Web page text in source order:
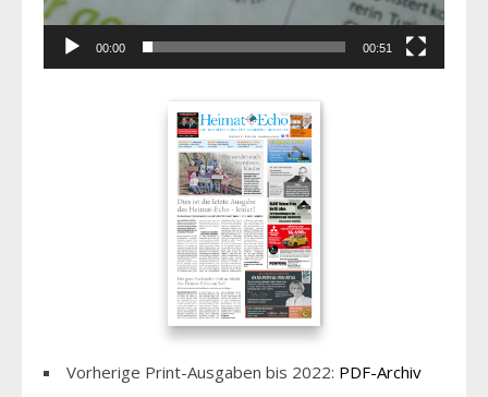
00:00 00:51
Vorherige Print-Ausgaben bis 2022: PDF-Archiv